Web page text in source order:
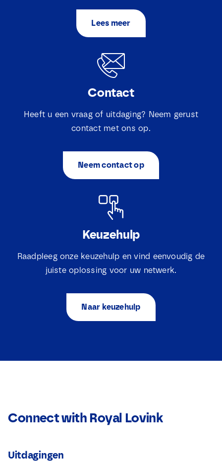
Lees meer
Contact
Heeft u een vraag of uitdaging? Neem gerust
contact met ons op.
Neem contact op
Keuzehulp
Raadpleeg onze keuzehulp en vind eenvoudig de
juiste oplossing voor uw netwerk.
Naar keuzehulp
Connect with Royal Lovink
Uitdagingen